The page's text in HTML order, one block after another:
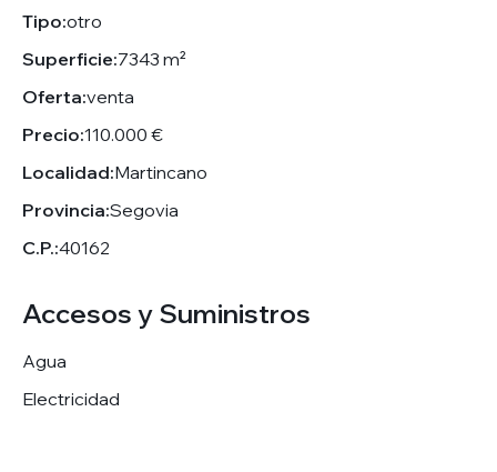
Tipo:otro
Superficie:7343 m²
Oferta:venta
Precio:110.000 €
Localidad:Martincano
Provincia:Segovia
C.P.:40162
Accesos y Suministros
Agua
Electricidad